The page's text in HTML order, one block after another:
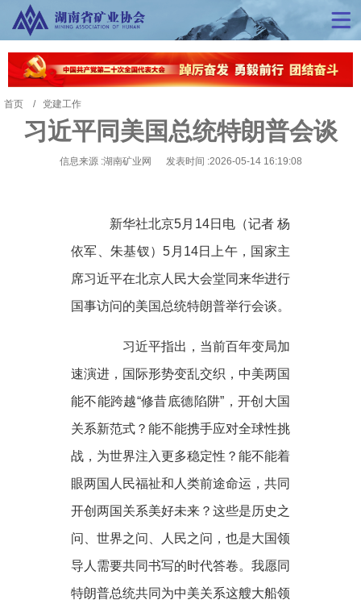
首页 党建工作
习近平同美国总统特朗普会谈
信息来源 :湖南矿业网 发表时间 :2026-05-14 16:19:08
新华社北京5月14日电（记者 杨
依军、朱基钗）5月14日上午，国家主
席习近平在北京人民大会堂同来华进行
国事访问的美国总统特朗普举行会谈。
习近平指出，当前百年变局加
速演进，国际形势变乱交织，中美两国
能不能跨越“修昔底德陷阱”，开创大国
关系新范式？能不能携手应对全球性挑
战，为世界注入更多稳定性？能不能着
眼两国人民福祉和人类前途命运，共同
开创两国关系美好未来？这些是历史之
问、世界之问、人民之问，也是大国领
导人需要共同书写的时代答卷。我愿同
特朗普总统共同为中美关系这艘大船领